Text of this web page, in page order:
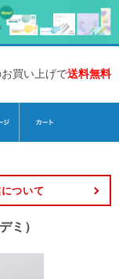
買い上げで送料無料
ついて
ミ）